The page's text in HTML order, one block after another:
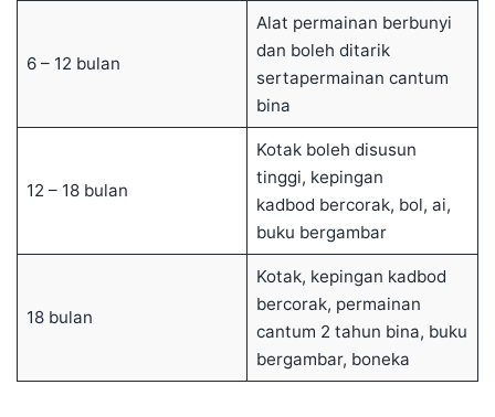
6 – 12 bulan
Alat permainan berbunyi
dan boleh ditarik
sertapermainan cantum
bina
12 – 18 bulan
Kotak boleh disusun
tinggi, kepingan
kadbod bercorak, bol, ai,
buku bergambar
18 bulan
Kotak, kepingan kadbod
bercorak, permainan
cantum 2 tahun bina, buku
bergambar, boneka